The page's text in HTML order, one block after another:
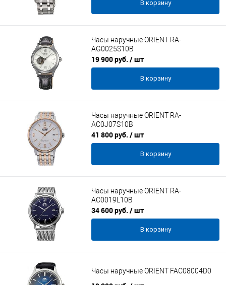
В корзину
Часы наручные ORIENT RA-
AG0025S10B
19 900 руб. / шт
В корзину
Часы наручные ORIENT RA-
AC0J07S10B
41 800 руб. / шт
В корзину
Часы наручные ORIENT RA-
AC0019L10B
34 600 руб. / шт
В корзину
Часы наручные ORIENT FAC08004D0